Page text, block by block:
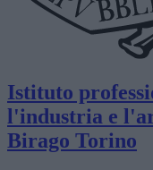
Istituto
l'industria e
Birago Torino